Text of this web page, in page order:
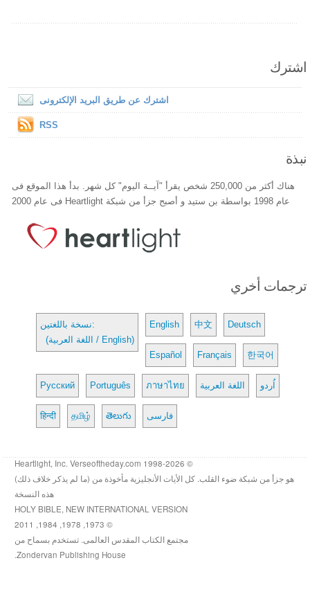
اشترك
اشترك عن طريق البريد الإلكترونى
RSS
نبذة
هناك أكثر من 250,000 شخص يقرأ "آيــة اليوم" كل شهر. بدأ هذا الموقع فى
عام 1998 بواسطة بن ستيد و أصبح جزأ من شبكة Heartlight فى عام 2000
ترجمات أخري
نسخة باللغتين:
(اللغة العربية / English)
English 中文 Deutsch
Español Français 한국어
Русский Português ภาษาไทย اللغة العربية اُردو
हिन्दी தமிழ் తెలుగు فارسی
© 1998-2026 Heartlight, Inc. Verseoftheday.com
هو جزأ من شبكة ضوء القلب. كل الأيات الأنجليزية مأخوذة من (ما لم يذكر خلاف ذلك)
هذه النسخة
HOLY BIBLE, NEW INTERNATIONAL VERSION
© 1973, 1978, 1984, 2011
مجتمع الكتاب المقدس العالمى. تستخدم بسماح من
Zondervan Publishing House.